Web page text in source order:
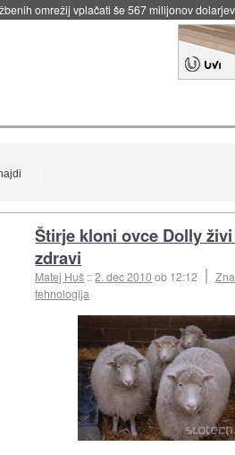
omrežij vplačati še 567 milijonov dolarjev
Štirje kloni ovce Dolly
zdravi
Matej Huš ::2. dec 2010ob 12:12
tehnologija